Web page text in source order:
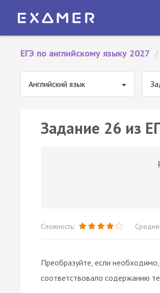
ЕГЭ по английскому языку 2027 /
Английский язык
Задание 26 из
Сложность:
Преобразуйте, если
соответствовало содержанию